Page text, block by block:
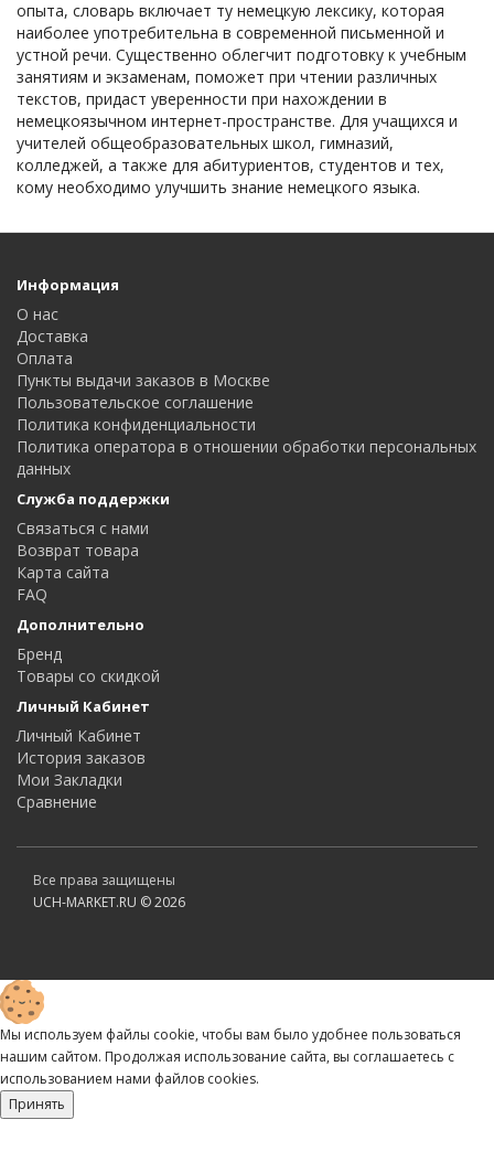
опыта, словарь включает ту немецкую лексику, которая
наиболее употребительна в современной письменной и
устной речи. Существенно облегчит подготовку к учебным
занятиям и экзаменам, поможет при чтении различных
текстов, придаст уверенности при нахождении в
немецкоязычном интернет-пространстве. Для учащихся и
учителей общеобразовательных школ, гимназий,
колледжей, а также для абитуриентов, студентов и тех,
кому необходимо улучшить знание немецкого языка.
Информация
О нас
Доставка
Оплата
Пункты выдачи заказов в Москве
Пользовательское соглашение
Политика конфиденциальности
Политика оператора в отношении обработки персональных
данных
Служба поддержки
Связаться с нами
Возврат товара
Карта сайта
FAQ
Дополнительно
Бренд
Товары со скидкой
Личный Кабинет
Личный Кабинет
История заказов
Мои Закладки
Сравнение
Все права защищены
UCH-MARKET.RU © 2026
Мы используем файлы cookie, чтобы вам было удобнее пользоваться
нашим сайтом. Продолжая использование сайта, вы соглашаетесь c
использованием нами файлов cookies.
Принять